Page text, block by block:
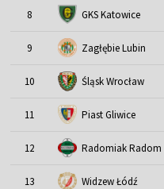
8 GKS Katowice
9 Zagłębie Lubin
10 Śląsk Wrocław
11 Piast Gliwice
12 Radomiak Radom
13 Widzew Łódź